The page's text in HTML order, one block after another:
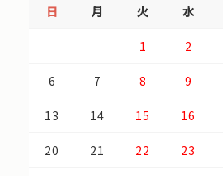
日 月 火 水
1 2
6 7 8 9
13 14 15 16
20 21 22 23